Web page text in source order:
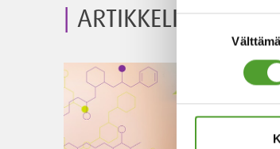
ARTIKKELIT